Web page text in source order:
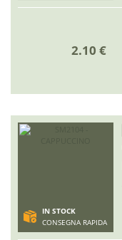
2.10 €
IN STOCK
CONSEGNA RAPIDA